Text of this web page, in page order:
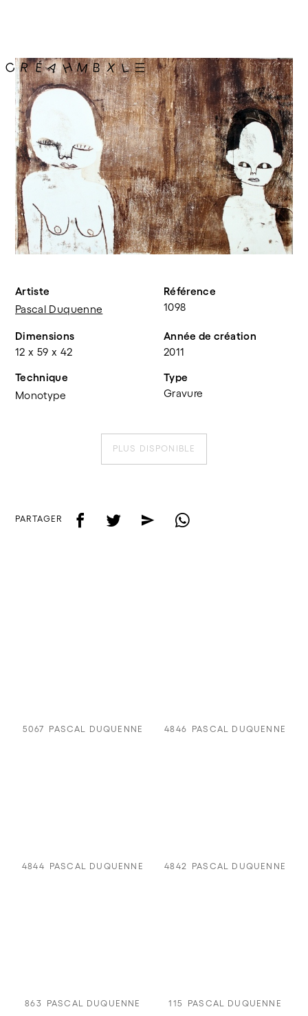
Artiste
Pascal Duquenne
Référence
1098
Dimensions
12 x 59 x 42
Année de création
2011
Technique
Monotype
Type
Gravure
PLUS DISPONIBLE
PARTAGER f t e w
5067 PASCAL DUQUENNE 4846 PASCAL DUQUENNE
4844 PASCAL DUQUENNE 4842 PASCAL DUQUENNE
863 PASCAL DUQUENNE 115 PASCAL DUQUENNE